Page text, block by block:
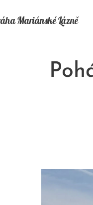
Mariánské Lázně